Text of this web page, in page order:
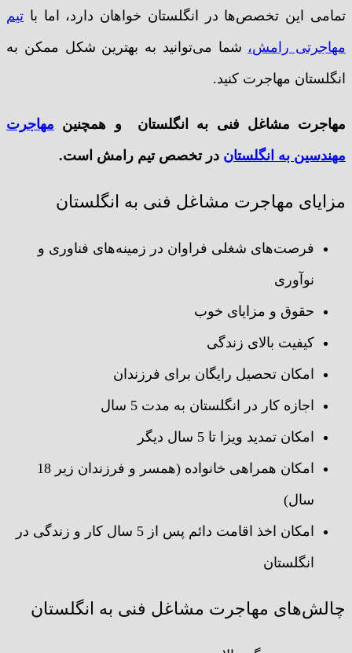
تمامی این تخصص‌ها در انگلستان خواهان دارد، اما با تیم
مهاجرتی رامش، شما می‌توانید به بهترین شکل ممکن به
انگلستان مهاجرت کنید.
مهاجرت مشاغل فنی به انگلستان و همچنین مهاجرت
مهندسین به انگلستان در تخصص تیم رامش است.
مزایای مهاجرت مشاغل فنی به انگلستان
فرصت‌های شغلی فراوان در زمینه‌های فناوری و
نوآوری
حقوق و مزایای خوب
کیفیت بالای زندگی
امکان تحصیل رایگان برای فرزندان
اجازه کار در انگلستان به مدت 5 سال
امکان تمدید ویزا تا 5 سال دیگر
امکان همراهی خانواده (همسر و فرزندان زیر 18
سال)
امکان اخذ اقامت دائم پس از 5 سال کار و زندگی در
انگلستان
چالش‌های مهاجرت مشاغل فنی به انگلستان